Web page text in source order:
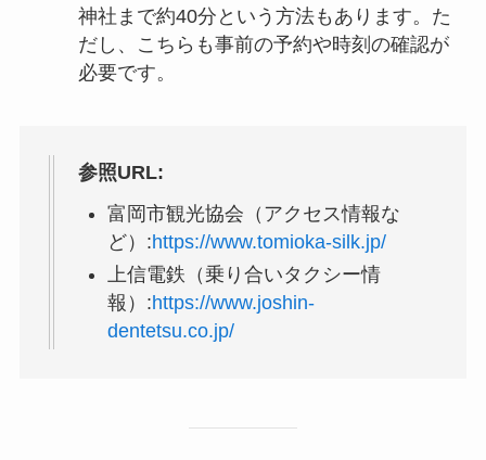
神社まで約40分という方法もあります。た
だし、こちらも事前の予約や時刻の確認が
必要です。
参照URL:
富岡市観光協会（アクセス情報な
ど）:https://www.tomioka-silk.jp/
上信電鉄（乗り合いタクシー情
報）:https://www.joshin-
dentetsu.co.jp/